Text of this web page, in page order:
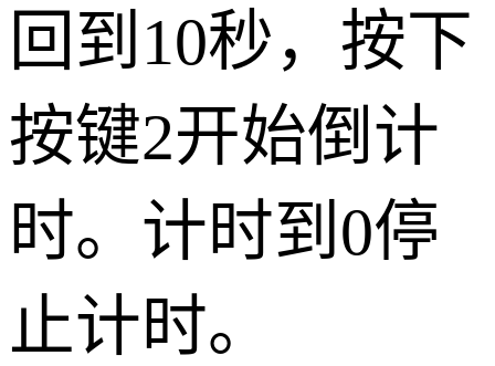
回到10秒，按下
按键2开始倒计
时。计时到0停
止计时。